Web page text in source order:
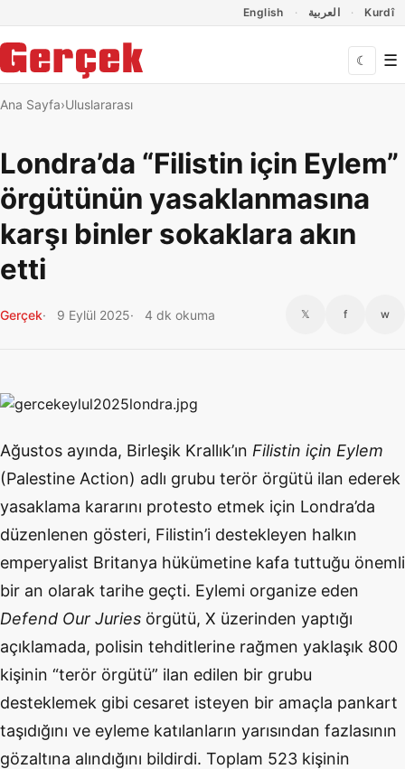
English العربية Kurdî
☾ ☰
Ana Sayfa Uluslararası
Londra’da “Filistin için Eylem”
örgütünün yasaklanmasına
karşı binler sokaklara akın
etti
Gerçek 9 Eylül 2025 4 dk okuma 𝕏 f w
Ağustos ayında, Birleşik Krallık’ın Filistin için Eylem
(Palestine Action) adlı grubu terör örgütü ilan ederek
yasaklama kararını protesto etmek için Londra’da
düzenlenen gösteri, Filistin’i destekleyen halkın
emperyalist Britanya hükümetine kafa tuttuğu önemli
bir an olarak tarihe geçti. Eylemi organize eden
Defend Our Juries örgütü, X üzerinden yaptığı
açıklamada, polisin tehditlerine rağmen yaklaşık 800
kişinin “terör örgütü” ilan edilen bir grubu
desteklemek gibi cesaret isteyen bir amaçla pankart
taşıdığını ve eyleme katılanların yarısından fazlasının
gözaltına alındığını bildirdi. Toplam 523 kişinin